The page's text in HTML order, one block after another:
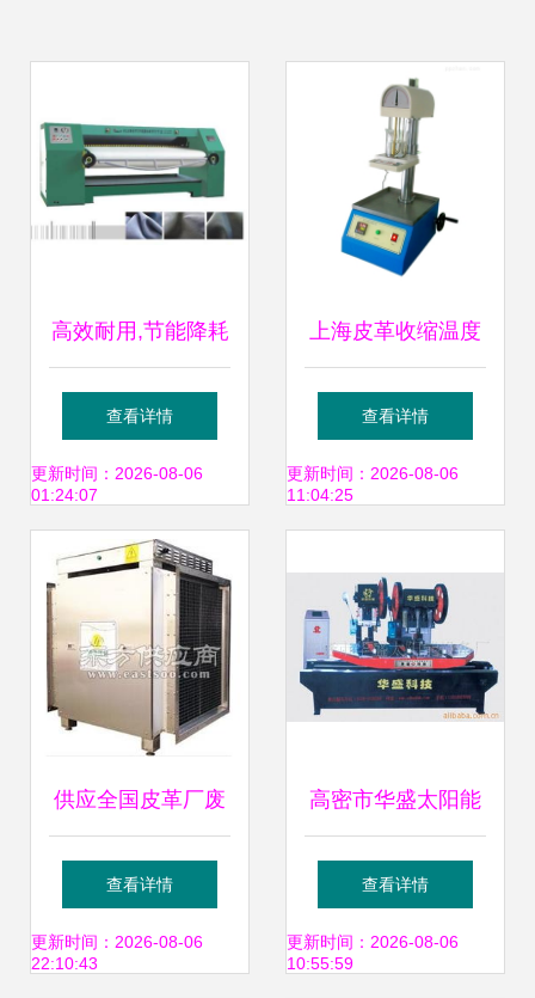
高效耐用,节能降耗
——走进瑞安市方
华皮塑机械的通过
式单级挤水机
查看详情
更新时间：2026-08-06
01:24:07
上海皮革收缩温度
试验机 供应信息及
皮革机械新商机
查看详情
更新时间：2026-08-06
11:04:25
供应全国皮革厂废
气处理成套设备
查看详情
更新时间：2026-08-06
22:10:43
高密市华盛太阳能
设备厂 皮革加工设
备产品列表
查看详情
更新时间：2026-08-06
10:55:59